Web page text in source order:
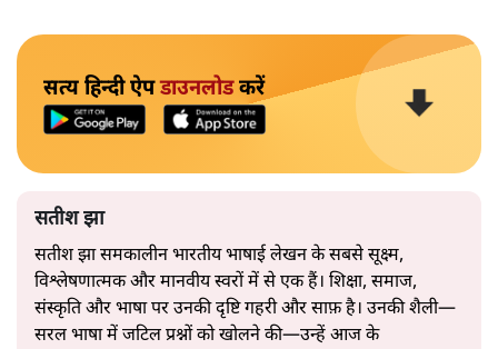
सत्य हिन्दी ऐपडाउनलोडकरें
सतीश झा
सतीश झा समकालीन भारतीय भाषाई लेखन के सबसे सूक्ष्म,
विश्लेषणात्मक और मानवीय स्वरों में से एक हैं। शिक्षा, समाज,
संस्कृति और भाषा पर उनकी दृष्टि गहरी और साफ़ है। उनकी शैली—
सरल भाषा में जटिल प्रश्नों को खोलने की—उन्हें आज के